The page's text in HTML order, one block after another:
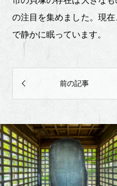
の注目を集めました。現
で静かに眠っています。